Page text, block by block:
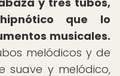
que lo
musicales.
melódicos y de
suave y melódico,